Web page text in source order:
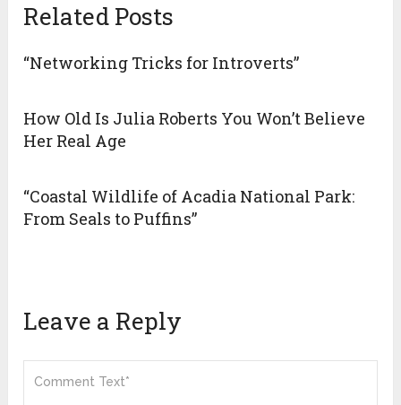
Related Posts
“Networking Tricks for Introverts”
How Old Is Julia Roberts You Won’t Believe
Her Real Age
“Coastal Wildlife of Acadia National Park:
From Seals to Puffins”
Leave a Reply